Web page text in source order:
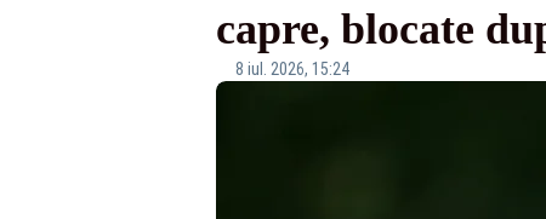
capre, blocate
8 iul. 2026, 15:24